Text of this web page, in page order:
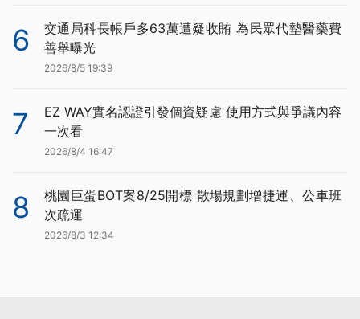
6
交通局科長帳戶多63萬遭疑收賄 為民眾代墊醫藥費
善舉曝光
2026/8/5 19:39
7
EZ WAY實名認證引發個資疑慮 使用方式與爭議內容
一次看
2026/8/4 16:47
8
桃園巨蛋BOT案8/25開標 散場規劃增捷運、公車班
次疏運
2026/8/3 12:34